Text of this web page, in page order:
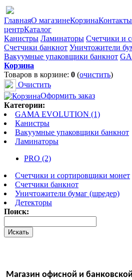
ГлавнаяО магазинеКорзинаКонтакты
центрКаталог
Канистры Ламинаторы Счетчики и
Счетчики банкнот Уничтожители
Вакуумные упаковщики банкнот
Корзина
Товаров в корзине: 0 (очистить)
Очистить
Оформить заказ
Категории:
GAMA EVOLUTION (1)
Канистры
Вакуумные упаковщики банкнот
Ламинаторы
PRO (2)
Счетчики и сортировщики монет
Счетчики банкнот
Уничтожители бумаг (шредер)
Детекторы
Поиск:
Магазин офисной и